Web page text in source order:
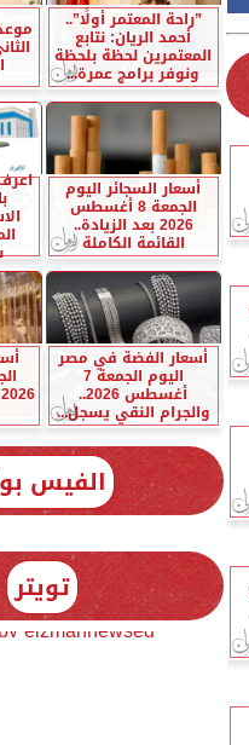
”راحة المعتمر أولًا”..
أحمد الريان: نتابع
المعتمرين لحظة بلحظة
ونوفر برامج عمرة...
أسعار السجائر اليوم
الجمعة 8 أغسطس
2026 بعد الزيادة..
القائمة الكاملة
أسعار الفضة في مصر
اليوم الجمعة 7
أغسطس 2026..
والجرام النقي يسجل...
الفيس
تويتر
elzmannewseg